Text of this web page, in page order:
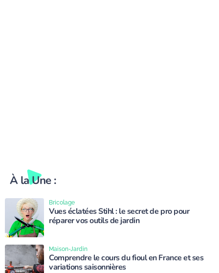
À la Une :
Vues éclatées Stihl : le secret de pro pour
réparer vos outils de jardin
Bricolage
Comprendre le cours du fioul en France et ses
variations saisonnières
Maison-Jardin